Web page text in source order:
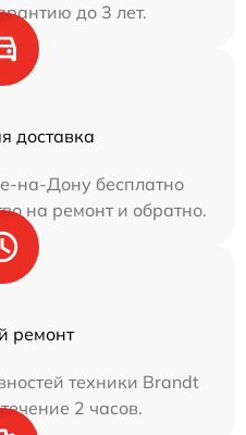
до 3 лет.
доставка
на-Дону бесплатно
на ремонт и обратно.
ремонт
техники Brandt
2 часов.